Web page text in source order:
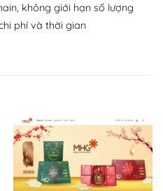
đều có thể dễ
khi quyết định nơi lưu trữ
website WordPress
không giới hạn số lượng
phí và thời gian